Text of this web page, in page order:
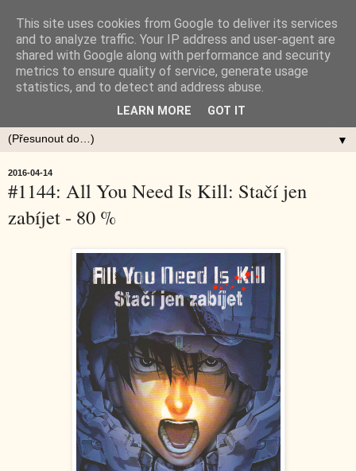
▼
2016-04-14
#1144: All You Need Is Kill: Stačí jen
zabíjet - 80 %
This site uses cookies from Google to deliver its services
and to analyze traffic. Your IP address and user-agent are
shared with Google along with performance and security
metrics to ensure quality of service, generate usage
statistics, and to detect and address abuse.
LEARN MORE GOT IT